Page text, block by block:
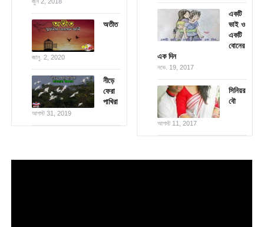
অতীত
জানু. 2, 2020
নীড়ে
ফেরা
পাখিরা
আগস্ট 31, 2019
একটি
ভাই ও
একটি
বোনের
এক দিন
নভে. 19, 2017
সিনিয়র
বৌ
আগস্ট 11, 2017